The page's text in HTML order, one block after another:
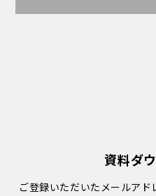
資料ダ
ご登録いただいたメールア